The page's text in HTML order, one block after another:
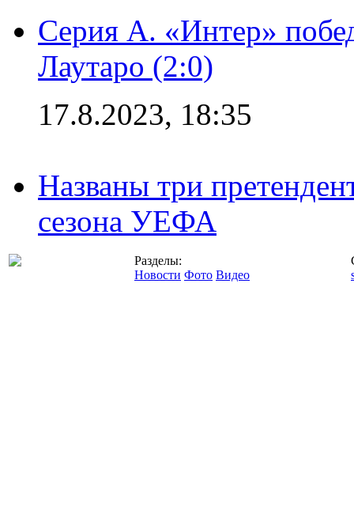
Серия А. «Интер»
Лаутаро (2:0)
17.8.2023, 18:35
Названы три
сезона УЕФА
Разделы:
Новости Фото Видео